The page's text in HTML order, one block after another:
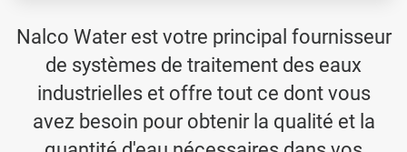
Nalco Water est votre principal fournisseur
de systèmes de traitement des eaux
industrielles et offre tout ce dont vous
avez besoin pour obtenir la qualité et la